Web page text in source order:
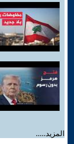
المزيد.....